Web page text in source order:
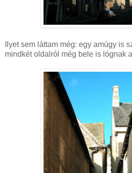
Ilyet sem láttam még: egy amúgy is
mindkét oldalról még bele is lógnak